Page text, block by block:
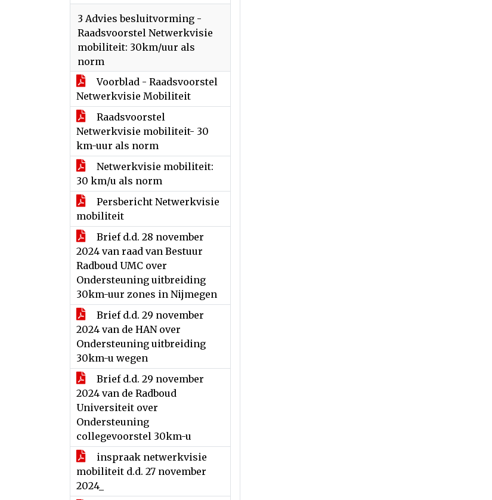
3 Advies besluitvorming -
Raadsvoorstel Netwerkvisie
mobiliteit: 30km/uur als
norm
Voorblad - Raadsvoorstel
Netwerkvisie Mobiliteit
Raadsvoorstel
Netwerkvisie mobiliteit- 30
km-uur als norm
Netwerkvisie mobiliteit:
30 km/u als norm
Persbericht Netwerkvisie
mobiliteit
Brief d.d. 28 november
2024 van raad van Bestuur
Radboud UMC over
Ondersteuning uitbreiding
30km-uur zones in Nijmegen
Brief d.d. 29 november
2024 van de HAN over
Ondersteuning uitbreiding
30km-u wegen
Brief d.d. 29 november
2024 van de Radboud
Universiteit over
Ondersteuning
collegevoorstel 30km-u
inspraak netwerkvisie
mobiliteit d.d. 27 november
2024_